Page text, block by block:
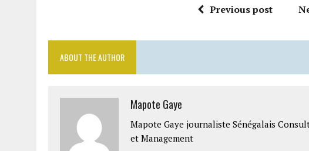
Previous post
ABOUT THE AUTHOR
Mapote Gaye
Mapote Gaye journaliste Sénégalais
et Management